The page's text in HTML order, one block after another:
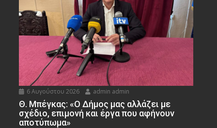
6 Αυγούστου 2026 admin admin
Θ. Μπέγκας: «Ο Δήμος μας αλλάζει με
σχέδιο, επιμονή και έργα που αφήνουν
αποτύπωμα»